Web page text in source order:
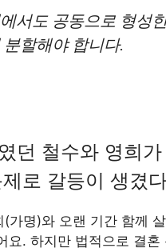
서도 공동으로 형성
할해야 합니다.
던 철수와 영희가
로 갈등이 생겼
가명)와 오랜 기간 함께
요. 하지만 법적으로 결혼